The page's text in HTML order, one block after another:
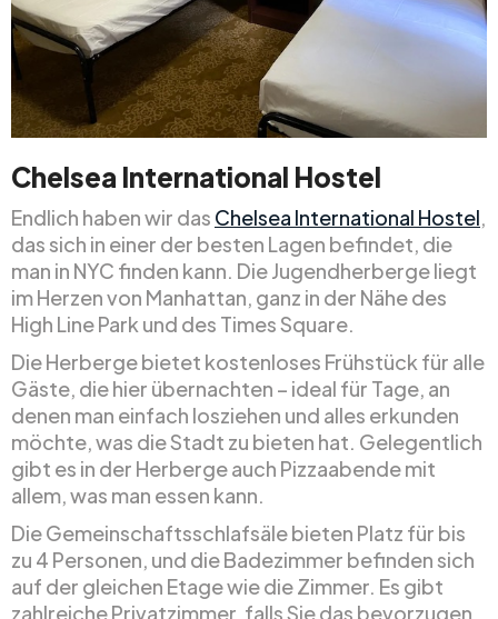
Chelsea International Hostel
Endlich haben wir das Chelsea International Hostel,
das sich in einer der besten Lagen befindet, die
man in NYC finden kann. Die Jugendherberge liegt
im Herzen von Manhattan, ganz in der Nähe des
High Line Park und des Times Square.
Die Herberge bietet kostenloses Frühstück für alle
Gäste, die hier übernachten – ideal für Tage, an
denen man einfach losziehen und alles erkunden
möchte, was die Stadt zu bieten hat. Gelegentlich
gibt es in der Herberge auch Pizzaabende mit
allem, was man essen kann.
Die Gemeinschaftsschlafsäle bieten Platz für bis
zu 4 Personen, und die Badezimmer befinden sich
auf der gleichen Etage wie die Zimmer. Es gibt
zahlreiche Privatzimmer, falls Sie das bevorzugen,